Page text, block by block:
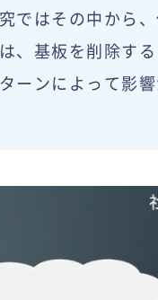
ではその中から
、基板を削除する
ーンによって影響